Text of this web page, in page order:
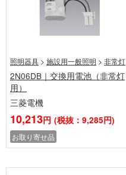
照明器具 > 施設用一般照明 > 非常灯
2N06DB｜交換用電池（非常灯
用）
三菱電機
10,213円 (税抜：9,285円)
お取り寄せ品